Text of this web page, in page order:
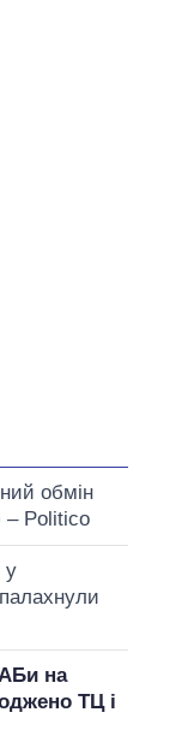
обмін
– Politico
у
на
ТЦ і